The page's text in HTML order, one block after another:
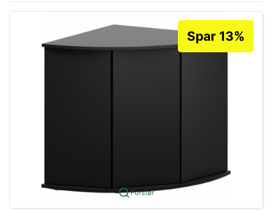
Forstør
Spar 13%